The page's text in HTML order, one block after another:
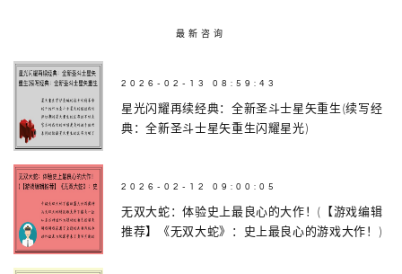
最新咨询
2026-02-13 08:59:43
星光闪耀再续经典：全新圣斗士星矢重生(续写经
典：全新圣斗士星矢重生闪耀星光)
2026-02-12 09:00:05
无双大蛇：体验史上最良心的大作！(【游戏编辑
推荐】《无双大蛇》：史上最良心的游戏大作！)